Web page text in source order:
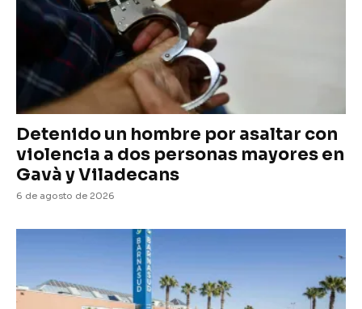
Detenido un hombre por asaltar con
violencia a dos personas mayores en
Gavà y Viladecans
6 de agosto de 2026